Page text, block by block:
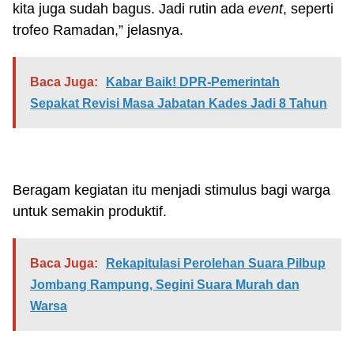
kita juga sudah bagus. Jadi rutin ada event, seperti
trofeo Ramadan,” jelasnya.
Baca Juga:
Kabar Baik! DPR-Pemerintah
Sepakat Revisi Masa Jabatan Kades Jadi 8 Tahun
Beragam kegiatan itu menjadi stimulus bagi warga
untuk semakin produktif.
Baca Juga:
Rekapitulasi Perolehan Suara Pilbup
Jombang Rampung, Segini Suara Murah dan
Warsa